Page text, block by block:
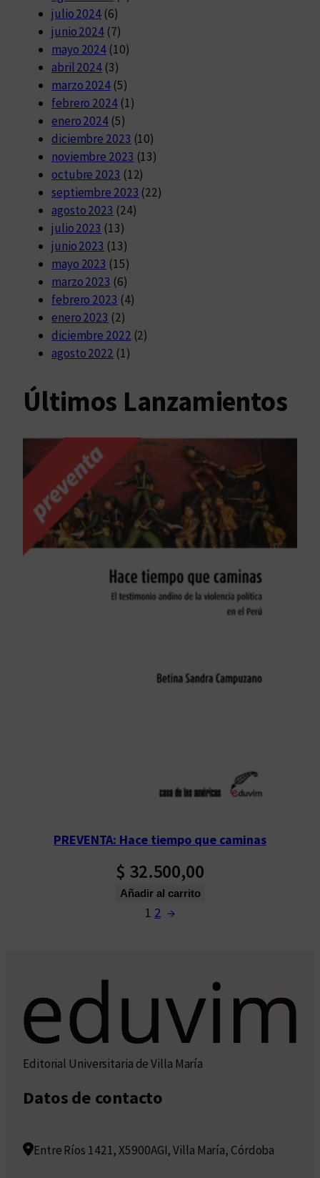
julio 2024 (6)
junio 2024 (7)
mayo 2024 (10)
abril 2024 (3)
marzo 2024 (5)
febrero 2024(1)
enero 2024 (5)
diciembre 2023 (10)
noviembre 2023 (13)
octubre 2023 (12)
septiembre 2023 (22)
agosto 2023 (24)
julio 2023 (13)
junio 2023 (13)
mayo 2023 (15)
marzo 2023 (6)
febrero 2023 (4)
enero 2023 (2)
diciembre 2022 (2)
agosto 2022 (1)
Últimos Lanzamientos
PREVENTA: Hace tiempo que caminas
$ 32.500,00
Añadir al carrito
1 2 →
Editorial Universitaria de Villa María
Datos de contacto
Entre Ríos 1421, X5900AGI, Villa María, Córdoba